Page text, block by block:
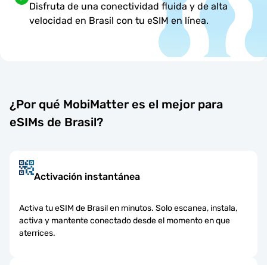
Disfruta de una conectividad fluida y de alta
velocidad en Brasil con tu eSIM en línea.
¿Por qué MobiMatter es el mejor para
eSIMs de Brasil?
Activación instantánea
Activa tu eSIM de Brasil en minutos. Solo escanea, instala,
activa y mantente conectado desde el momento en que
aterrices.